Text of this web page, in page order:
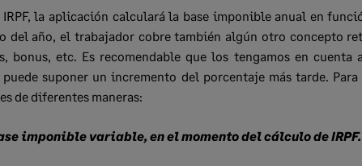
la aplicación calculará la base imponible anual en
del año, el trabajador cobre también algún otro concepto
bonus, etc. Es recomendable que los tengamos en
suponer un incremento del porcentaje más tarde.
de diferentes maneras:
imponible variable, en el momento del cálculo de IRPF.